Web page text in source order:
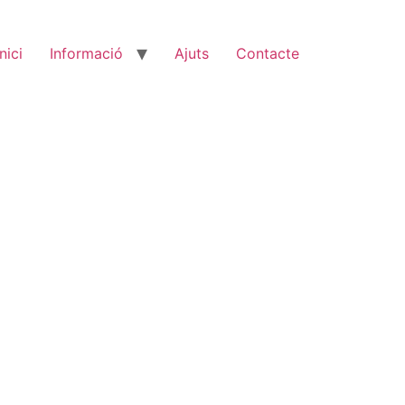
Informació Ajuts Contacte